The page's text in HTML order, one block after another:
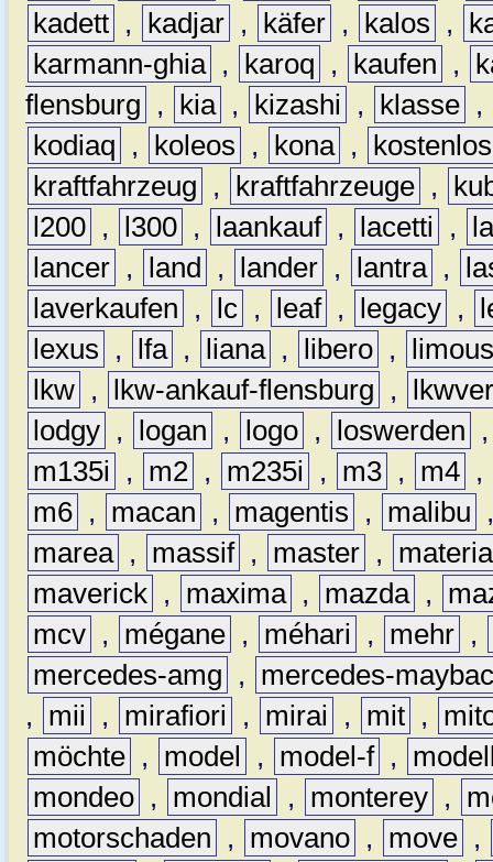
kadett , kadjar , käfer , kalos ,
karmann-ghia , karoq , kaufen ,
flensburg
, kia , kizashi , klasse ,
kodiaq
, koleos , kona ,
kostenlos
kraftfahrzeug
, kraftfahrzeuge ,
l200 , l300 , laankauf , lacetti ,
lancer , land , lander , lantra ,
laverkaufen
, lc , leaf , legacy ,
lexus
, lfa , liana , libero ,
lkw , lkw-ankauf-flensburg ,
lodgy , logan , logo , loswerden
m135i
, m2 , m235i , m3 , m4 ,
m6 , macan , magentis , malibu
marea , massif , master ,
materia
maverick , maxima , mazda ,
mcv , mégane , méhari , mehr ,
mercedes-amg
,
mercedes-
,
mii , mirafiori , mirai , mit ,
möchte , model , model-f ,
mondeo , mondial , monterey ,
motorschaden
, movano , move ,